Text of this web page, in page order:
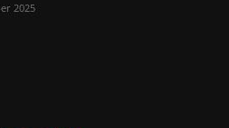
2025